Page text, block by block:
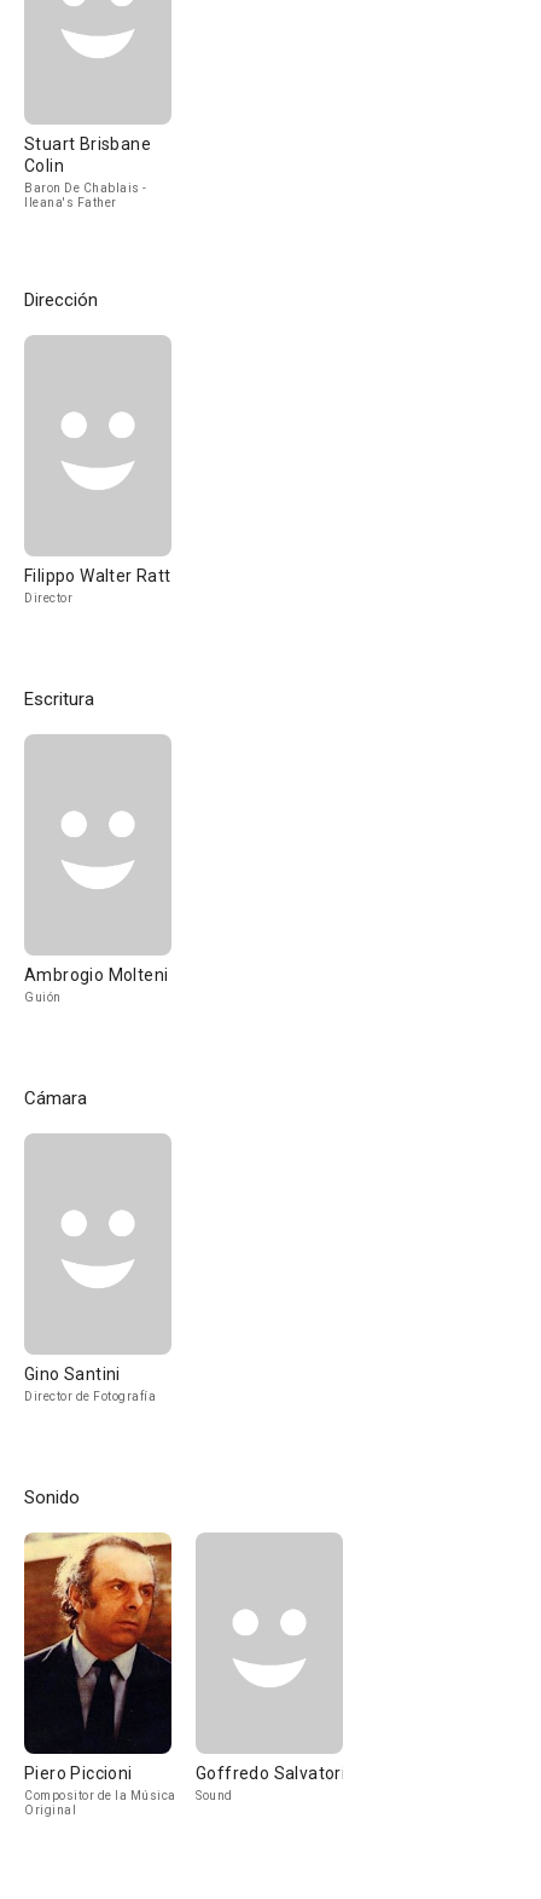
Stuart Brisbane
Colin
Baron De Chablais -
Ileana's Father
Dirección
Filippo Walter Ratti
Director
Escritura
Ambrogio Molteni
Guión
Cámara
Gino Santini
Director de Fotografía
Sonido
Piero Piccioni
Compositor de la Música
Original
Goffredo Salvatori
Sound